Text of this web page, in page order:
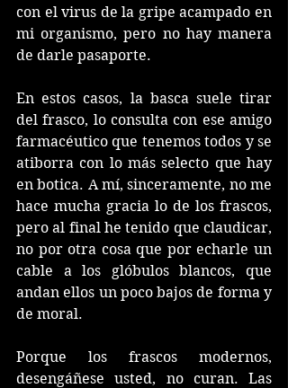
con el virus de la gripe acampado en
mi organismo, pero no hay manera
de darle pasaporte.
En estos casos, la basca suele tirar
del frasco, lo consulta con ese amigo
farmacéutico que tenemos todos y se
atiborra con lo más selecto que hay
en botica. A mí, sinceramente, no me
hace mucha gracia lo de los frascos,
pero al final he tenido que claudicar,
no por otra cosa que por echarle un
cable a los glóbulos blancos, que
andan ellos un poco bajos de forma y
de moral.
Porque los frascos modernos,
desengáñese usted, no curan. Las